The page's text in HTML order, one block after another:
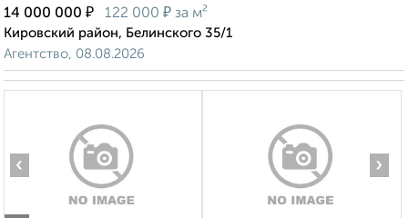
14 000 000 ₽ 122 000 ₽ за м²
Кировский район, Белинского 35/1
Агентство, 08.08.2026
‹ ›